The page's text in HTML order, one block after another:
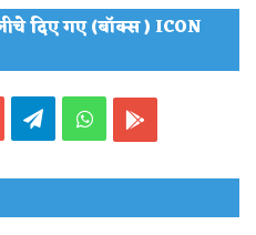
दिए गए (बॉक्स ) ICON
TelegramWhatsApp